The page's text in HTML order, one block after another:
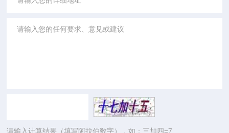
请输入计算结果（填写阿拉伯数字），如：三加四=7